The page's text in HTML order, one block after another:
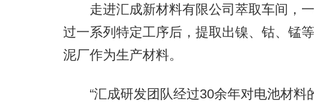
走进汇成新材料有限公司萃取车间，一
过一系列特定工序后，提取出镍、钴、锰
泥厂作为生产材料。
“汇成研发团队经过30余年对电池材料